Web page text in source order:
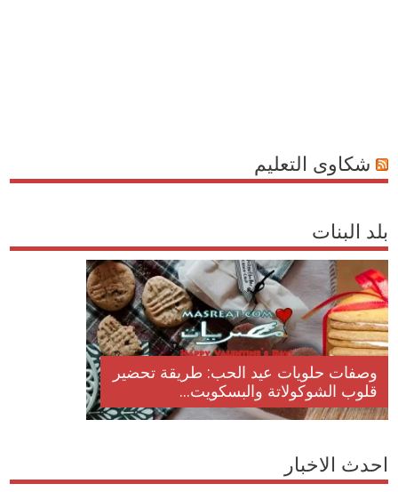
شكاوى التعليم
بلد البنات
وصفات حلويات عيد الحب: طريقة تحضير
قلوب الشوكولاتة والبسكويت...
احدث الاخبار